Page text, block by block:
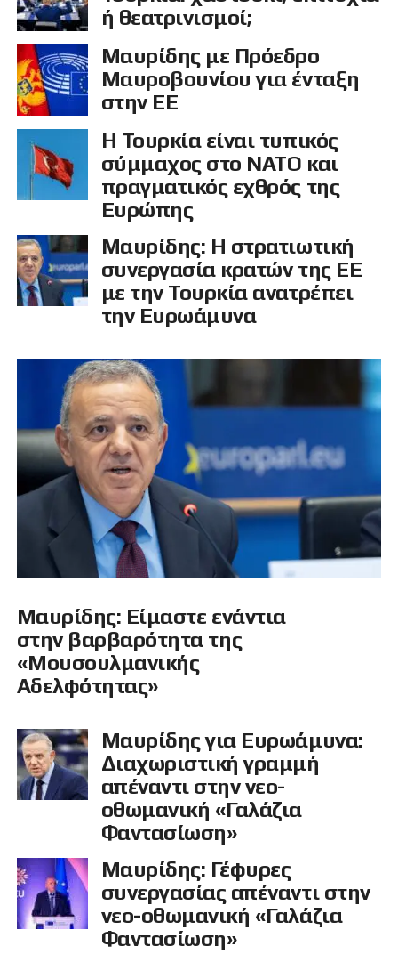
ή θεατρινισμοί;
Μαυρίδης με Πρόεδρο
Μαυροβουνίου για ένταξη
στην ΕΕ
Η Τουρκία είναι τυπικός
σύμμαχος στο ΝΑΤΟ και
πραγματικός εχθρός της
Ευρώπης
Μαυρίδης: Η στρατιωτική
συνεργασία κρατών της ΕΕ
με την Τουρκία ανατρέπει
την Ευρωάμυνα
Μαυρίδης: Είμαστε ενάντια
στην βαρβαρότητα της
«Μουσουλμανικής
Αδελφότητας»
Μαυρίδης για Ευρωάμυνα:
Διαχωριστική γραμμή
απέναντι στην νεο-
οθωμανική «Γαλάζια
Φαντασίωση»
Μαυρίδης: Γέφυρες
συνεργασίας απέναντι στην
νεο-οθωμανική «Γαλάζια
Φαντασίωση»